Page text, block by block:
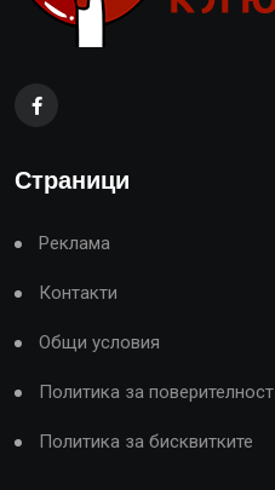
Страници
Реклама
Контакти
Общи условия
Политика за поверителност
Политика за бисквитките